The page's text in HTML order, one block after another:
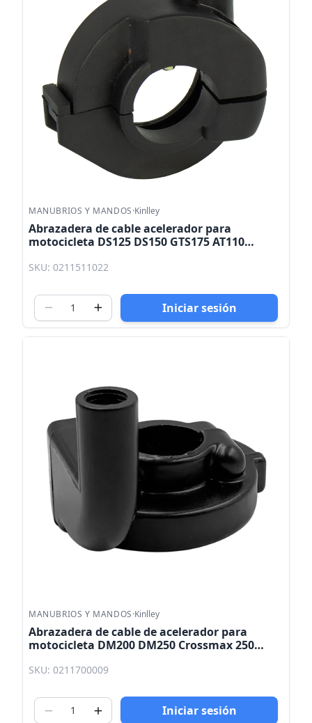
MANUBRIOS Y MANDOS·Kinlley
Abrazadera de cable acelerador para
motocicleta DS125 DS150 GTS175 AT110
SKU: 0211511022
Iniciar sesión
MANUBRIOS Y MANDOS·Kinlley
Abrazadera de cable de acelerador para
motocicleta DM200 DM250 Crossmax 250
SKU: 0211700009
Iniciar sesión